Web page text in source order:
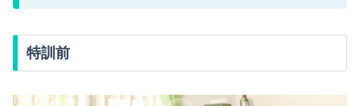
特訓前